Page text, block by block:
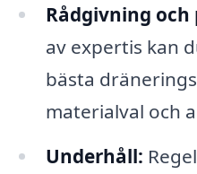
Rådgivning
av expertis kan
bästa
materialval och
Underhåll: